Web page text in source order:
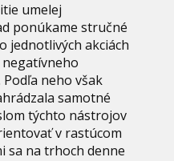
umelej
ponúkame stručné
jednotlivých akciách
neho však
samotné
týchto nástrojov
v rastúcom
sa na trhoch denne